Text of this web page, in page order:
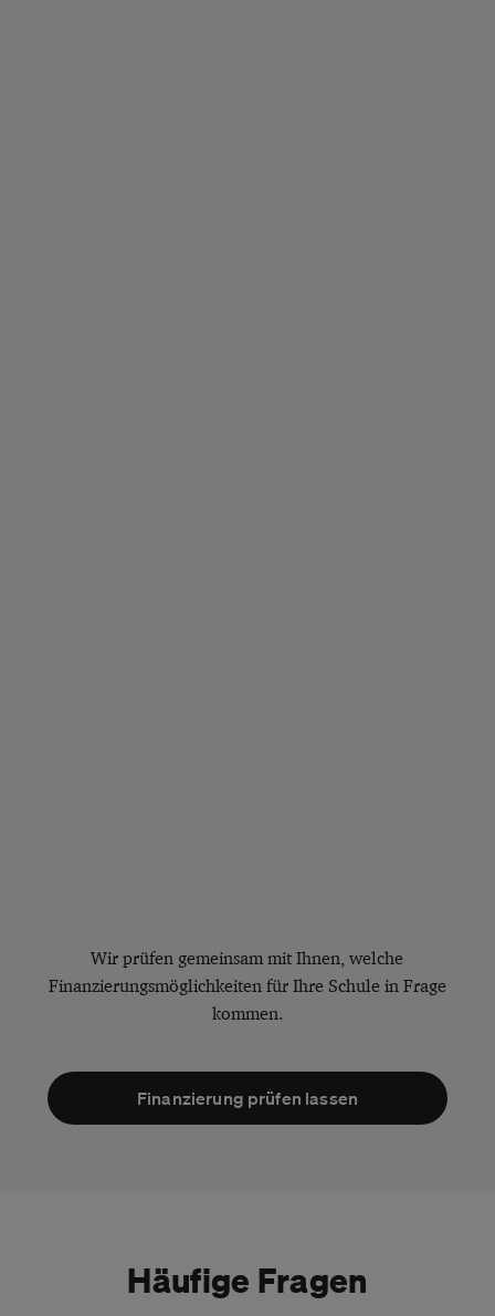
Wir prüfen gemeinsam mit Ihnen, welche
Finanzierungsmöglichkeiten für Ihre Schule in Frage
kommen.
Finanzierung prüfen lassen
Häufige Fragen